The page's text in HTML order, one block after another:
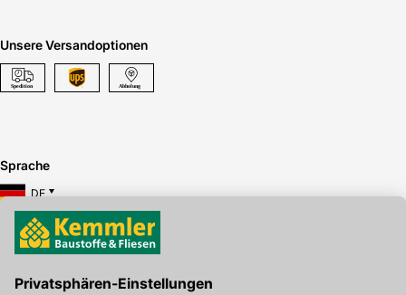
Unsere Versandoptionen
Sprache
DE
Hier gibt's die kostenlose App